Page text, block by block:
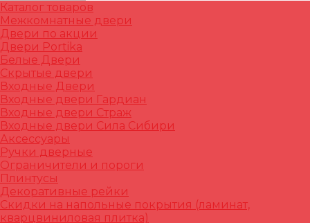
Каталог товаров
Межкомнатные двери
Двери по акции
Двери Portika
Белые Двери
Скрытые двери
Входные Двери
Входные двери Гардиан
Входные двери Страж
Входные двери Сила Сибири
Аксессуары
Ручки дверные
Ограничители и пороги
Плинтусы
Декоративные рейки
Скидки на напольные покрытия (ламинат,
кварцвиниловая плитка)